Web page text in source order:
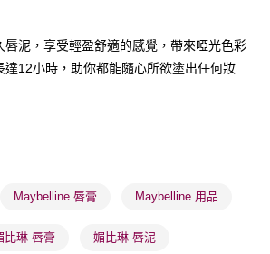
1-3個工作天送達
貨後1-3個工作天送達
唇泥，享受輕盈舒適的感覺，帶來啞光色彩
達12小時，助你都能隨心所欲塗出任何妝
Maybelline 唇膏 Maybelline 用品
比琳 唇膏 媚比琳 唇泥